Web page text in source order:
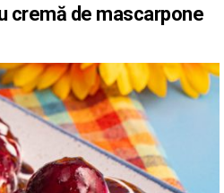
cremă de mascarpone